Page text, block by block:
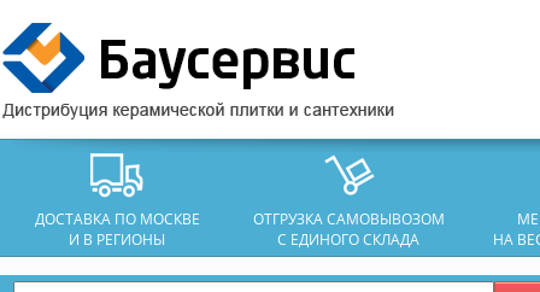
ДОСТАВКА ПО МОСКВЕ
И В РЕГИОНЫ
ОТГРУЗКА САМОВЫВОЗОМ
С ЕДИНОГО СКЛАДА
НА